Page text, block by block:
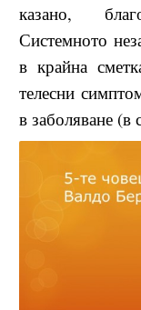
казано,
Системното
в крайна
телесни
в заболяване (в